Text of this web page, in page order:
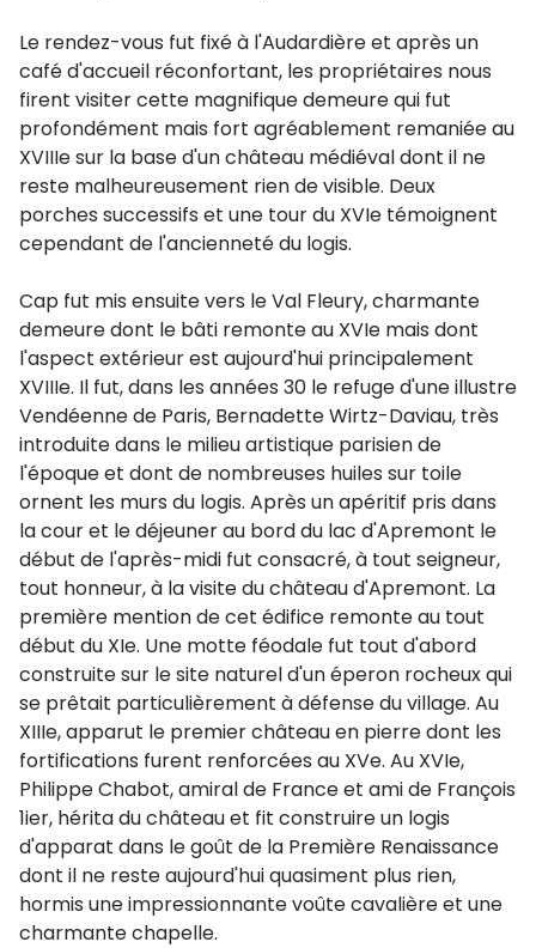
Le rendez-vous fut fixé à l'Audardière et après un
café d'accueil réconfortant, les propriétaires nous
firent visiter cette magnifique demeure qui fut
profondément mais fort agréablement remaniée au
XVIIIe sur la base d'un château médiéval dont il ne
reste malheureusement rien de visible. Deux
porches successifs et une tour du XVIe témoignent
cependant de l'ancienneté du logis.
Cap fut mis ensuite vers le Val Fleury, charmante
demeure dont le bâti remonte au XVIe mais dont
l'aspect extérieur est aujourd'hui principalement
XVIIIe. Il fut, dans les années 30 le refuge d'une illustre
Vendéenne de Paris, Bernadette Wirtz-Daviau, très
introduite dans le milieu artistique parisien de
l'époque et dont de nombreuses huiles sur toile
ornent les murs du logis. Après un apéritif pris dans
la cour et le déjeuner au bord du lac d'Apremont le
début de l'après-midi fut consacré, à tout seigneur,
tout honneur, à la visite du château d'Apremont. La
première mention de cet édifice remonte au tout
début du XIe. Une motte féodale fut tout d'abord
construite sur le site naturel d'un éperon rocheux qui
se prêtait particulièrement à défense du village. Au
XIIIe, apparut le premier château en pierre dont les
fortifications furent renforcées au XVe. Au XVIe,
Philippe Chabot, amiral de France et ami de François
1ier, hérita du château et fit construire un logis
d'apparat dans le goût de la Première Renaissance
dont il ne reste aujourd'hui quasiment plus rien,
hormis une impressionnante voûte cavalière et une
charmante chapelle.